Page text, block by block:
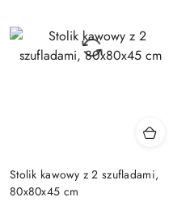
Stolik kawowy z 2 szufladami,
80x80x45 cm